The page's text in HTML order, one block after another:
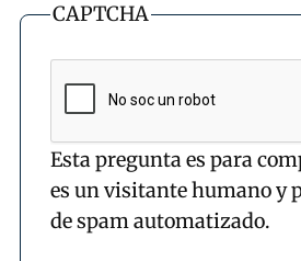
CAPTCHA
Esta pregunta es para
es un visitante humano y
de spam automatizado.